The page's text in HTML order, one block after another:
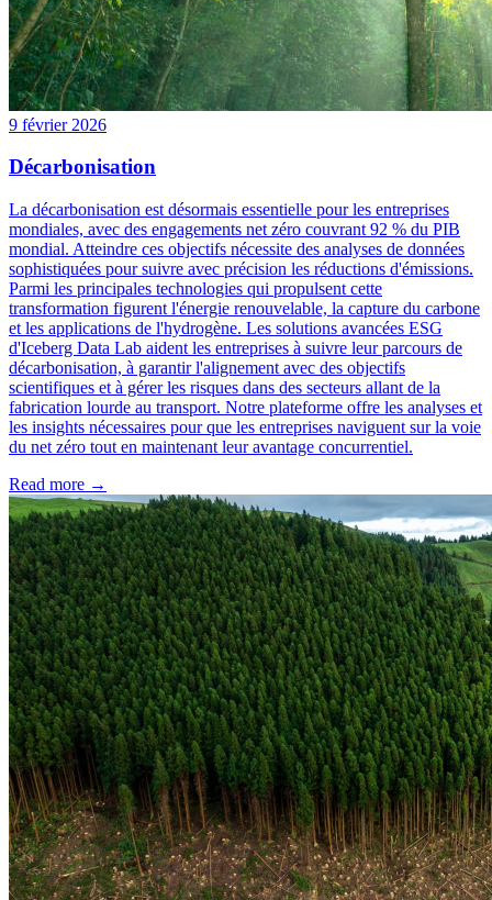
9 février 2026
Décarbonisation
La décarbonisation est désormais essentielle pour les entreprises
mondiales, avec des engagements net zéro couvrant 92 % du PIB
mondial. Atteindre ces objectifs nécessite des analyses de données
sophistiquées pour suivre avec précision les réductions d'émissions.
Parmi les principales technologies qui propulsent cette
transformation figurent l'énergie renouvelable, la capture du carbone
et les applications de l'hydrogène. Les solutions avancées ESG
d'Iceberg Data Lab aident les entreprises à suivre leur parcours de
décarbonisation, à garantir l'alignement avec des objectifs
scientifiques et à gérer les risques dans des secteurs allant de la
fabrication lourde au transport. Notre plateforme offre les analyses et
les insights nécessaires pour que les entreprises naviguent sur la voie
du net zéro tout en maintenant leur avantage concurrentiel.
Read more →